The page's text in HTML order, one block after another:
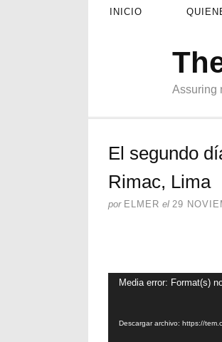
INICIO
Assuring
El segundo
Rimac, Lima
por ELMER el 29
Reproductor
vídeo
Media error: Format(s)
Descargar archivo: https://